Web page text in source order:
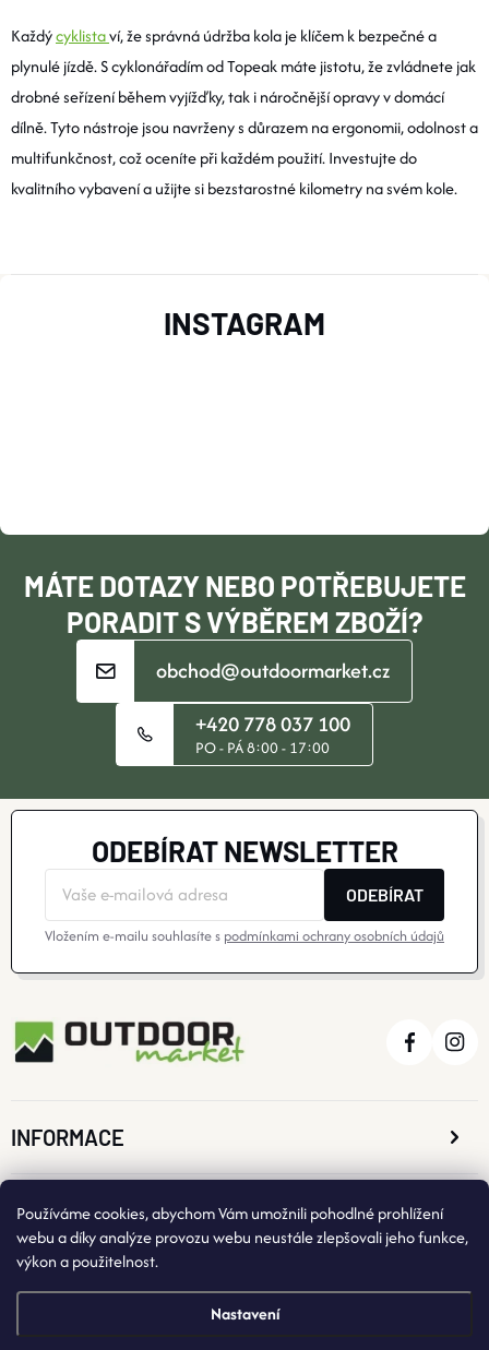
Používáme cookies, abychom Vám umožnili pohodlné prohlížení
webu a díky analýze provozu webu neustále zlepšovali jeho funkce,
výkon a použitelnost.
Nastavení
D
A
C
Í
P
V
I
S
Á
N
K
O
V
Á
Každýcyklistaví, že správná údržba kola je klíčem k bezpečné a
plynulé jízdě. S cyklonářadím od Topeak máte jistotu, že zvládnete jak
drobné seřízení během vyjížďky, tak i náročnější opravy v domácí
dílně. Tyto nástroje jsou navrženy s důrazem na ergonomii, odolnost a
multifunkčnost, což oceníte při každém použití. Investujte do
kvalitního vybavení a užijte si bezstarostné kilometry na svém kole.
T
MÁTE DOTAZY NEBO POTŘEBUJETE
PORADIT S VÝBĚREM ZBOŽÍ?
obchod@outdoormarket.cz
+420 778 037 100
PO - PÁ 8:00 - 17:00
INSTAGRAM
ODEBÍRAT NEWSLETTER
ODEBÍRAT
Vložením e-mailu souhlasíte s podmínkami ochrany osobních údajů
INFORMACE
O NÁKUPU